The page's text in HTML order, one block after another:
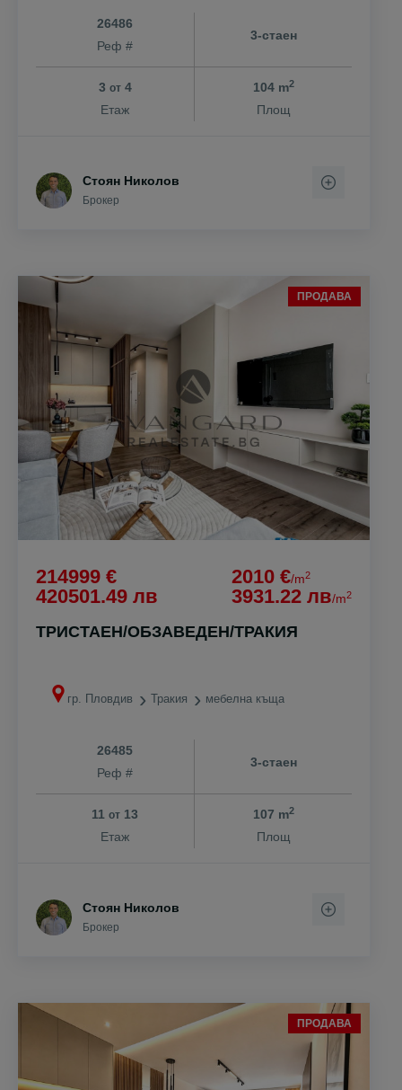
26486
Реф #
3-стаен
3 от4
Етаж
104 m2
Площ
Стоян Николов
Брокер
ПРОДАВА
214999 €
420501.49 лв
2010 €/m2
3931.22 лв/m2
ТРИСТАЕН/ОБЗАВЕДЕН/ТРАКИЯ
гр. Пловдив Тракия мебелна къща
26485
Реф #
3-стаен
11 от 13
Етаж
107 m2
Площ
Стоян Николов
Брокер
ПРОДАВА